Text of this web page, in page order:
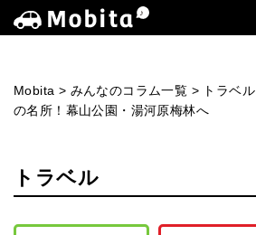
Mobita > みんなのコラム一覧 > トラベル
の名所！幕山公園・湯河原梅林へ
トラベル